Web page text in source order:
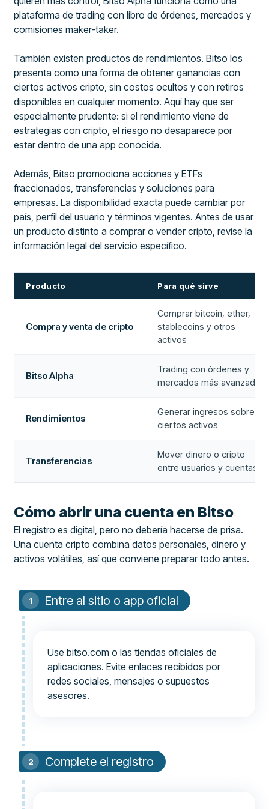
plataforma de trading con libro de órdenes, mercados y
comisiones maker-taker.
También existen productos de rendimientos. Bitso los
presenta como una forma de obtener ganancias con
ciertos activos cripto, sin costos ocultos y con retiros
disponibles en cualquier momento. Aquí hay que ser
especialmente prudente: si el rendimiento viene de
estrategias con cripto, el riesgo no desaparece por
estar dentro de una app conocida.
Además, Bitso promociona acciones y ETFs
fraccionados, transferencias y soluciones para
empresas. La disponibilidad exacta puede cambiar por
país, perfil del usuario y términos vigentes. Antes de usar
un producto distinto a comprar o vender cripto, revise la
información legal del servicio específico.
Producto Para qué sirve
Compra y venta de cripto
Comprar bitcoin, ether,
stablecoins y otros
activos
Bitso Alpha
Trading con órdenes y
mercados más avanzados
Rendimientos
Generar ingresos sobre
ciertos activos
Transferencias
Mover dinero o cripto
entre usuarios y cuentas
Cómo abrir una cuenta en Bitso
El registro es digital, pero no debería hacerse de prisa.
Una cuenta cripto combina datos personales, dinero y
activos volátiles, así que conviene preparar todo antes.
Entre al sitio o app oficial
Use bitso.com o las tiendas oficiales de
aplicaciones. Evite enlaces recibidos por
redes sociales, mensajes o supuestos
asesores.
Complete el registro